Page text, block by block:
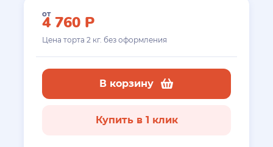
от
4 760 Р
Цена торта 2 кг. без оформления
В корзину
Купить в 1 клик